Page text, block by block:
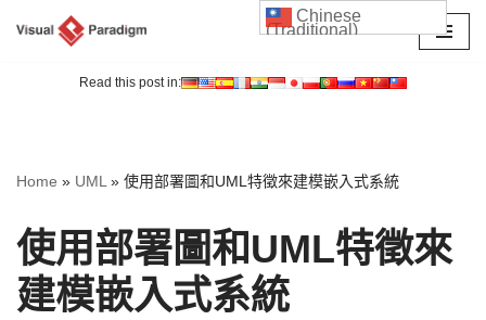
Read this post in:
Home » UML» 使用部署圖和UML特徵來建模嵌入式系統
使用部署圖和UML特徵來
建模嵌入式系統
Chinese
(Traditional)